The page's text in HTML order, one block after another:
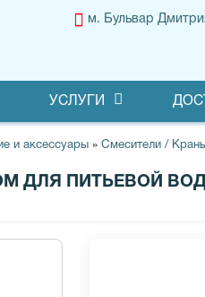
м. Бульвар
УСЛУГИ
и аксессуары »Смесители /
ДЛЯ ПИТЬЕВОЙ